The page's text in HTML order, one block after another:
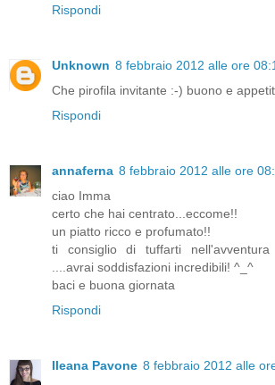
Rispondi
Unknown 8 febbraio 2012 alle ore
Che pirofila invitante :-) buono e
Rispondi
annaferna 8 febbraio 2012 alle ore
ciao Imma
certo che hai centrato...eccome!!
un piatto ricco e profumato!!
ti consiglio di tuffarti
....avrai soddisfazioni incredibili! ^_^
baci e buona giornata
Rispondi
Ileana Pavone 8 febbraio 2012 alle